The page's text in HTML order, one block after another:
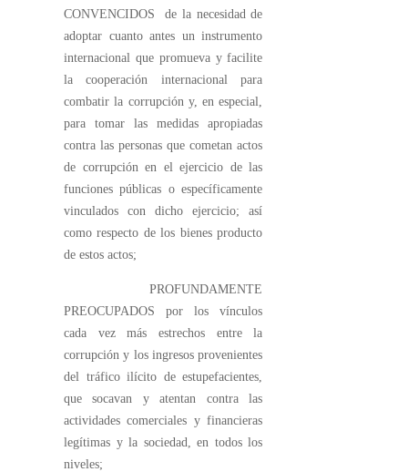
CONVENCIDOS de la necesidad de
adoptar cuanto antes un instrumento
internacional que promueva y facilite
la cooperación internacional para
combatir la corrupción y, en especial,
para tomar las medidas apropiadas
contra las personas que cometan actos
de corrupción en el ejercicio de las
funciones públicas o específicamente
vinculados con dicho ejercicio; así
como respecto de los bienes producto
de estos actos;
PROFUNDAMENTE
PREOCUPADOS por los vínculos
cada vez más estrechos entre la
corrupción y los ingresos provenientes
del tráfico ilícito de estupefacientes,
que socavan y atentan contra las
actividades comerciales y financieras
legítimas y la sociedad, en todos los
niveles;